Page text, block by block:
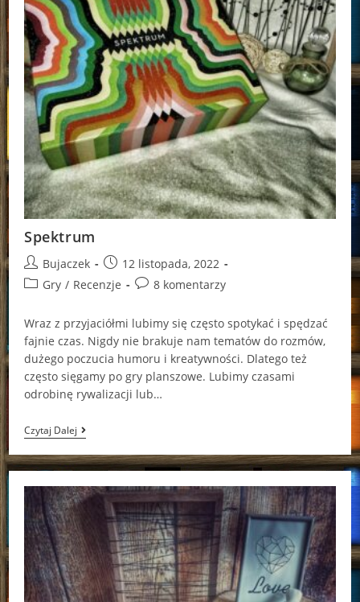
Spektrum
Post
author:
Bujaczek
Post
published:
12 listopada, 2022
PostGry / Recenzje
Post8 komentarzy
Wraz z przyjaciółmi lubimy się często spotykać i spędzać
fajnie czas. Nigdy nie brakuje nam tematów do rozmów,
dużego poczucia humoru i kreatywności. Dlatego też
często sięgamy po gry planszowe. Lubimy czasami
odrobinę rywalizacji lub…
Czytaj DalejSpektrum